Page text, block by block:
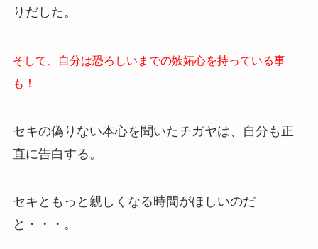
りだした。
そして、自分は恐ろしいまでの嫉妬心を持っている事
も！
セキの偽りない本心を聞いたチガヤは、自分も正
直に告白する。
セキともっと親しくなる時間がほしいのだ
と・・・。